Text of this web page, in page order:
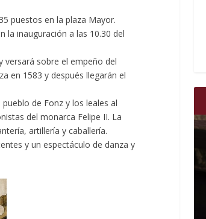
puestos en la plaza Mayor.
la inauguración a las 10.30 del
versará sobre el empeño del
en 1583 y después llegarán el
de Fonz y los leales al
del monarca Felipe II. La
artillería y caballería.
y un espectáculo de danza y